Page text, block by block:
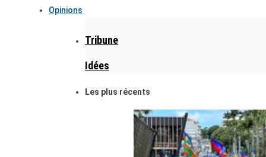
Opinions
Tribune
Idées
Les plus récents